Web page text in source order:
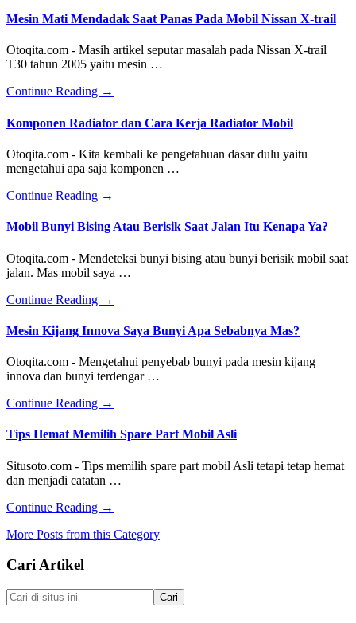
Mesin Mati Mendadak Saat Panas Pada Mobil Nissan X-trail
Otoqita.com - Masih artikel seputar masalah pada Nissan X-trail
T30 tahun 2005 yaitu mesin …
Continue Reading about
Mati
Saat
Panas
Pada
Nissan
trail
→
Komponen Radiator dan Cara Kerja Radiator Mobil
Otoqita.com - Kita kembali ke pengetahuan dasar dulu yaitu
mengetahui apa saja komponen …
Continue Reading about
Radiator
dan
Cara
Kerja
Radiator
→
Mobil Bunyi Bising Atau Berisik Saat Jalan Itu Kenapa Ya?
Otoqita.com - Mendeteksi bunyi bising atau bunyi berisik mobil saat
jalan. Mas mobil saya …
Continue Reading about
Bunyi
Atau
Berisik
Saat
Itu
Kenapa
Ya?
→
Mesin Kijang Innova Saya Bunyi Apa Sebabnya Mas?
Otoqita.com - Mengetahui penyebab bunyi pada mesin kijang
innova dan bunyi terdengar …
Continue Reading about
Kijang
Innova
Bunyi
Apa
Mas?
→
Tips Hemat Memilih Spare Part Mobil Asli
Situsoto.com - Tips memilih spare part mobil Asli tetapi tetap hemat
dan menjadi catatan …
Continue Reading about
Hemat
Mobil
Asli
→
More Posts from this Category
Footer
Cari Artikel
Cari
di